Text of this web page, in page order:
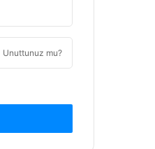
Unuttunuz mu?